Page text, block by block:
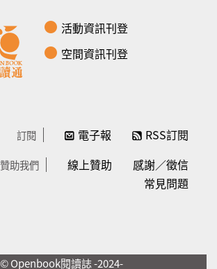
活動資訊刊登
空間資訊刊登
訂閱 電子報 RSS訂閱
贊助我們 線上贊助
感謝／徵信
常見問題
© Openbook閱讀誌 -2024-